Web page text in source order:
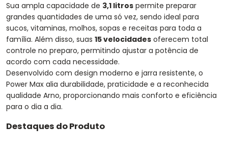
Sua ampla capacidade de 3,1 litros permite preparar
grandes quantidades de uma só vez, sendo ideal para
sucos, vitaminas, molhos, sopas e receitas para toda a
família. Além disso, suas 15 velocidades oferecem total
controle no preparo, permitindo ajustar a potência de
acordo com cada necessidade.
Desenvolvido com design moderno e jarra resistente, o
Power Max alia durabilidade, praticidade e a reconhecida
qualidade Arno, proporcionando mais conforto e eficiência
para o dia a dia.
Destaques do Produto